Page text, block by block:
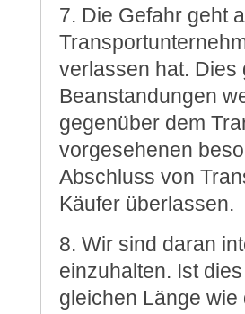
7. Die Gefahr geht
verlassen hat. Dies
Beanstandungen
gegenüber dem
vorgesehenen
Abschluss von
Käufer überlassen.
8. Wir sind daran
einzuhalten. Ist
gleichen Länge